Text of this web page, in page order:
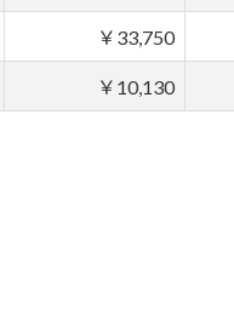
￥33,750
￥10,130